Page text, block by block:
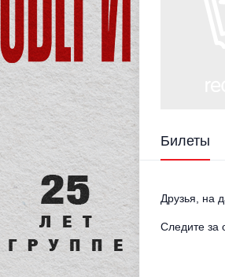
Билеты
Друзья, на
Следите за